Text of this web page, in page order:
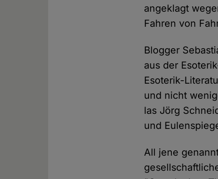
angeklagt
Fahren von
Blogger
aus der
Esoterik-
und nicht
las Jörg
und
All jene